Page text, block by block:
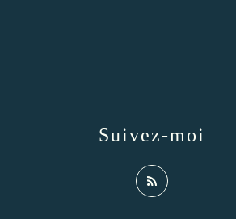
Suivez-moi